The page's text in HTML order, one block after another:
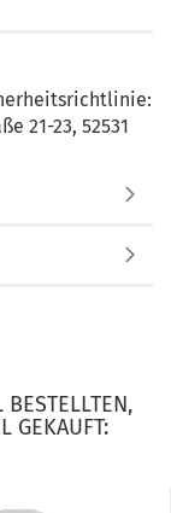
21-23, 52531
GEKAUFT: